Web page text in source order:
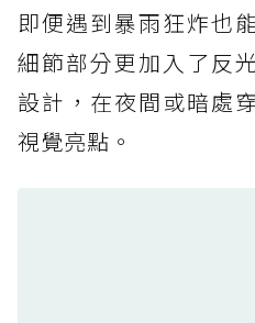
防水鞋推薦 7.
黃靴同級頂級防水，
防水鞋推薦 7.
黃靴同級頂級防水，輕
即便遇到暴雨狂炸也
細節部分更加入了反
設計，在夜間或暗處
視覺亮點。